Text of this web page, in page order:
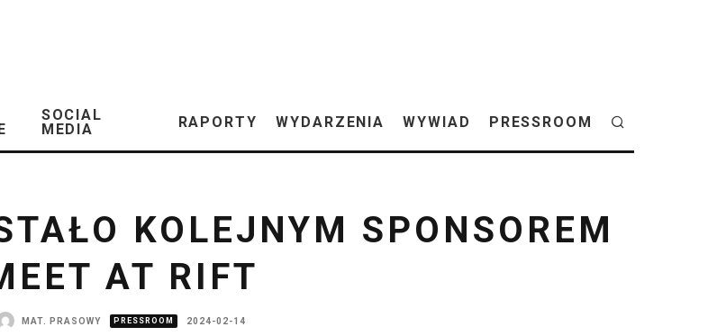
SOCIAL
MEDIA
RAPORTY WYDARZENIA WYWIAD PRESSROOM
KOLEJNYM SPONSOREM
AT RIFT
MAT. PRASOWY PRESSROOM 2024-02-14